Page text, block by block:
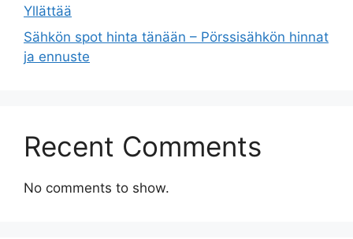
Yllättää
Sähkön spot hinta tänään – Pörssisähkön hinnat
ja ennuste
Recent Comments
No comments to show.